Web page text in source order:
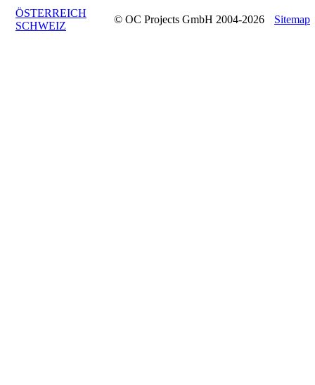
ÖSTERREICH
SCHWEIZ
© OC Projects GmbH 2004-2026 Sitemap